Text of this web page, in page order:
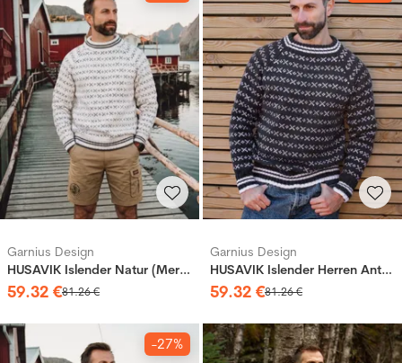
Garnius Design
HUSAVIK Islender Natur (Merinor)
59.32 €81.26€
Garnius Design
HUSAVIK Islender Herren Anthrazitgrau (Merinor)
59.32 €81.26€
-27%